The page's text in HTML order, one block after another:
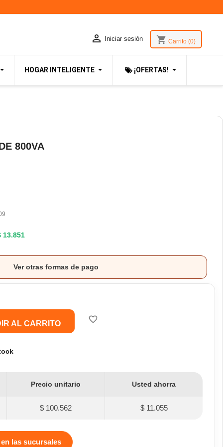
 Iniciar sesión shopping_cart Carrito (0)
HOGAR INTELIGENTE ¡OFERTAS!
800VA
13.851
Ver otras formas de pago
AL CARRITO favorite_border
Precio unitario Usted ahorra
$ 100.562 $ 11.055
las sucursales